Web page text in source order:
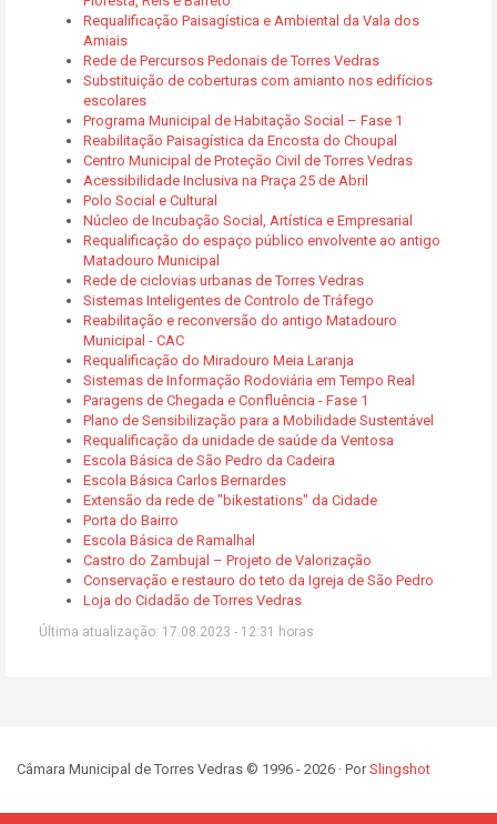
Requalificação Paisagística e Ambiental da Vala dos
Amiais
Rede de Percursos Pedonais de Torres Vedras
Substituição de coberturas com amianto nos edifícios
escolares
Programa Municipal de Habitação Social – Fase 1
Reabilitação Paisagística da Encosta do Choupal
Centro Municipal de Proteção Civil de Torres Vedras
Acessibilidade Inclusiva na Praça 25 de Abril
Polo Social e Cultural
Núcleo de Incubação Social, Artística e Empresarial
Requalificação do espaço público envolvente ao antigo
Matadouro Municipal
Rede de ciclovias urbanas de Torres Vedras
Sistemas Inteligentes de Controlo de Tráfego
Reabilitação e reconversão do antigo Matadouro
Municipal - CAC
Requalificação do Miradouro Meia Laranja
Sistemas de Informação Rodoviária em Tempo Real
Paragens de Chegada e Confluência - Fase 1
Plano de Sensibilização para a Mobilidade Sustentável
Requalificação da unidade de saúde da Ventosa
Escola Básica de São Pedro da Cadeira
Escola Básica Carlos Bernardes
Extensão da rede de "bikestations" da Cidade
Porta do Bairro
Escola Básica de Ramalhal
Castro do Zambujal – Projeto de Valorização
Conservação e restauro do teto da Igreja de São Pedro
Loja do Cidadão de Torres Vedras
Última atualização: 17.08.2023 - 12:31 horas
Câmara Municipal de Torres Vedras © 1996 - 2026 · PorSlingshot